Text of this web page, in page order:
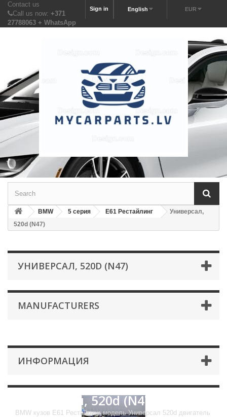
EUR
English
Sign in
Contact us
Call us now: +371
27788063 + WhatsApp
BMW 5 серия E61 Рестайлинг
Универсал,
520d (N47)
УНИВЕРСАЛ, 520D (N47)
MANUFACTURERS
ИНФОРМАЦИЯ
Универсал, 520d (N47)
BMW кузов E61 Рестайлинг модель Универсал 520d двигатель